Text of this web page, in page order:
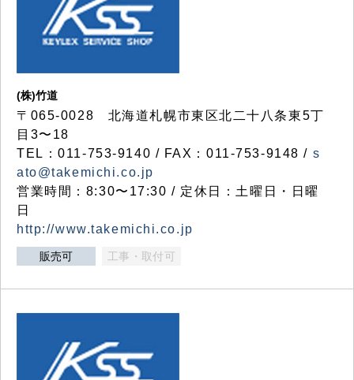
(株)竹道
〒065-0028 北海道札幌市東区北二十八条東5丁
目3〜18
TEL：011-753-9140 / FAX：011-753-9148 / s
ato@takemichi.co.jp
営業時間：8:30〜17:30 / 定休日：土曜日・日曜
日
http://www.takemichi.co.jp
販売可 工事・取付可